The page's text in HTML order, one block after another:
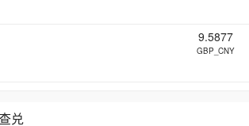
9.5877
GBP_CNY
兑